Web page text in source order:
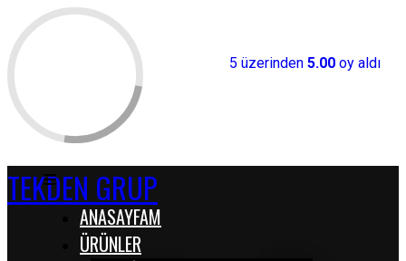
TEKDEN GRUP
ANASAYFAM
ÜRÜNLER
5 üzerinden 5.00 oy aldı